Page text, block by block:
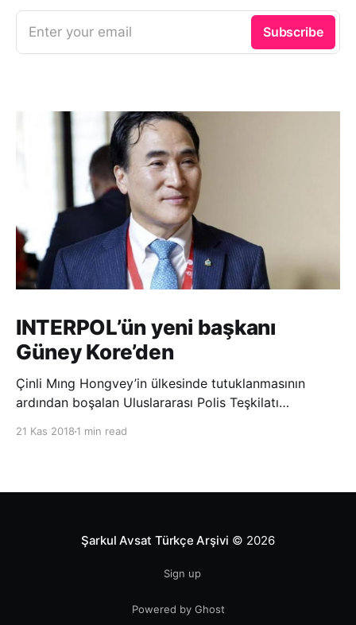
Enter your email Subscribe
INTERPOL’ün yeni başkanı
Güney Kore’den
Çinli Mıng Hongvey’in ülkesinde tutuklanmasının
ardından boşalan Uluslararası Polis Teşkilatı
21 Kas 2018 1 min read
Şarkul Avsat Türkçe Arşivi © 2026
Sign up
Powered by Ghost